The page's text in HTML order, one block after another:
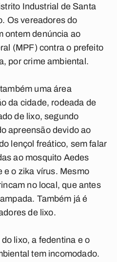
Industrial de Santa
Os vereadores do
ontem denúncia ao
(MPF) contra o prefeito
por crime ambiental.
uma área
da cidade, rodeada de
de lixo, segundo
apreensão devido ao
lençol freático, sem falar
ao mosquito Aedes
e o zika vírus. Mesmo
no local, que antes
Também já é
de lixo.
lixo, a fedentina e o
tem incomodado.